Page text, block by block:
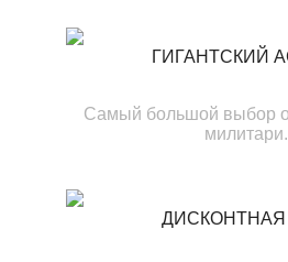
ГИГАНТСКИЙ
Самый большой выбор
милитари.